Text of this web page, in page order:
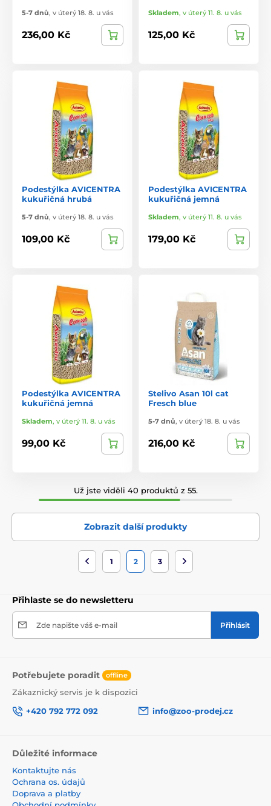
5-7 dnů, v úterý 18. 8. u vás
236,00 Kč
Skladem, v úterý 11. 8. u vás
125,00 Kč
Podestýlka AVICENTRA
kukuřičná hrubá
5-7 dnů, v úterý 18. 8. u vás
109,00 Kč
Podestýlka AVICENTRA
kukuřičná jemná
Skladem, v úterý 11. 8. u vás
179,00 Kč
Podestýlka AVICENTRA
kukuřičná jemná
Skladem, v úterý 11. 8. u vás
99,00 Kč
Stelivo Asan 10l cat
Fresch blue
5-7 dnů, v úterý 18. 8. u vás
216,00 Kč
Už jste viděli 40 produktů z 55.
Zobrazit další produkty
1 2 3
Přihlaste se do newsletteru
Zde napište váš e-mail Přihlásit
Potřebujete poradit offline
Zákaznický servis je k dispozici
+420 792 772 092
info@zoo-prodej.cz
Důležité informace
Kontaktujte nás
Ochrana os. údajů
Doprava a platby